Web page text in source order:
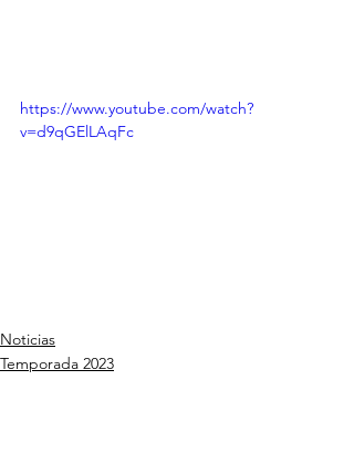
https://www.youtube.com/watch?
v=d9qGElLAqFc
Noticias
Temporada 2023